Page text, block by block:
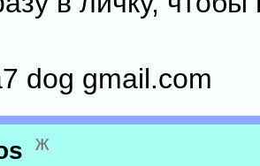
dog gmail.com
ж